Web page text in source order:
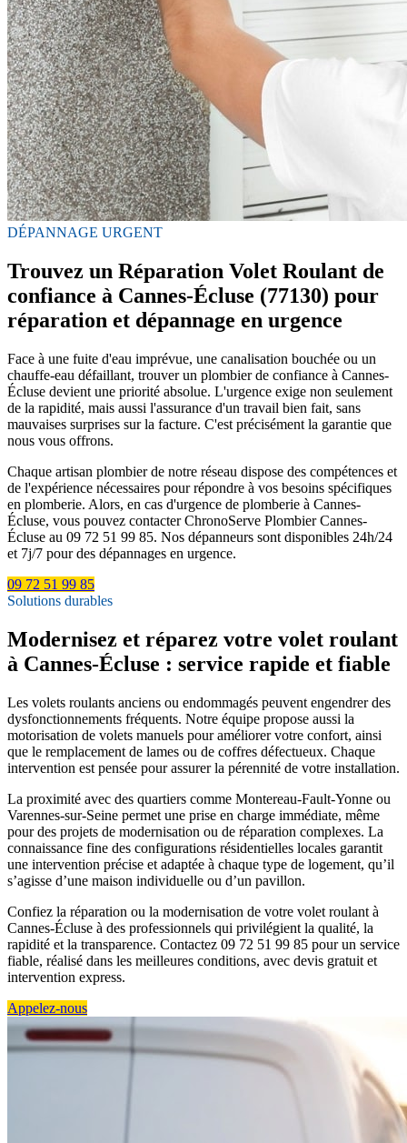
DÉPANNAGE URGENT
Trouvez un Réparation Volet Roulant de
confiance à Cannes-Écluse (77130) pour
réparation et dépannage en urgence
Face à une fuite d'eau imprévue, une canalisation bouchée ou un
chauffe-eau défaillant, trouver un plombier de confiance à Cannes-
Écluse devient une priorité absolue. L'urgence exige non seulement
de la rapidité, mais aussi l'assurance d'un travail bien fait, sans
mauvaises surprises sur la facture. C'est précisément la garantie que
nous vous offrons.
Chaque artisan plombier de notre réseau dispose des compétences et
de l'expérience nécessaires pour répondre à vos besoins spécifiques
en plomberie. Alors, en cas d'urgence de plomberie à Cannes-
Écluse, vous pouvez contacter ChronoServe Plombier Cannes-
Écluse au 09 72 51 99 85. Nos dépanneurs sont disponibles 24h/24
et 7j/7 pour des dépannages en urgence.
09 72 51 99 85
Solutions durables
Modernisez et réparez votre volet roulant
à Cannes-Écluse : service rapide et fiable
Les volets roulants anciens ou endommagés peuvent engendrer des
dysfonctionnements fréquents. Notre équipe propose aussi la
motorisation de volets manuels pour améliorer votre confort, ainsi
que le remplacement de lames ou de coffres défectueux. Chaque
intervention est pensée pour assurer la pérennité de votre installation.
La proximité avec des quartiers comme Montereau-Fault-Yonne ou
Varennes-sur-Seine permet une prise en charge immédiate, même
pour des projets de modernisation ou de réparation complexes. La
connaissance fine des configurations résidentielles locales garantit
une intervention précise et adaptée à chaque type de logement, qu’il
s’agisse d’une maison individuelle ou d’un pavillon.
Confiez la réparation ou la modernisation de votre volet roulant à
Cannes-Écluse à des professionnels qui privilégient la qualité, la
rapidité et la transparence. Contactez 09 72 51 99 85 pour un service
fiable, réalisé dans les meilleures conditions, avec devis gratuit et
intervention express.
Appelez-nous